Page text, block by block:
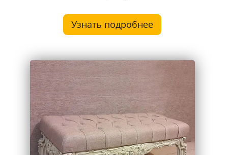
Узнать подробнее